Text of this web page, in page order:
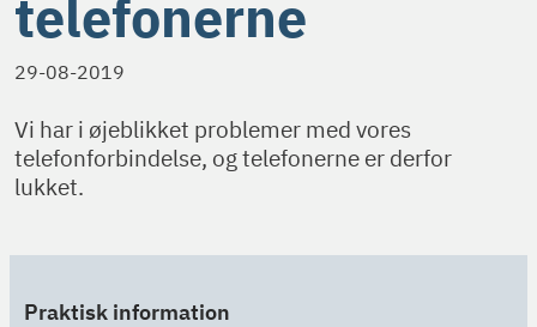
telefonerne
29-08-2019
Vi har i øjeblikket problemer med vores
telefonforbindelse, og telefonerne er derfor
lukket.
Praktisk information